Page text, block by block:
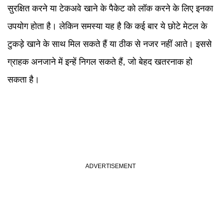
सुरक्षित करने या टेकअवे खाने के पैकेट को लॉक करने के लिए इनका
उपयोग होता है। लेकिन समस्या यह है कि कई बार ये छोटे मेटल के
टुकड़े खाने के साथ मिल सकते हैं या ठीक से नजर नहीं आते। इससे
ग्राहक अनजाने में इन्हें निगल सकते हैं, जो बेहद खतरनाक हो
सकता है।